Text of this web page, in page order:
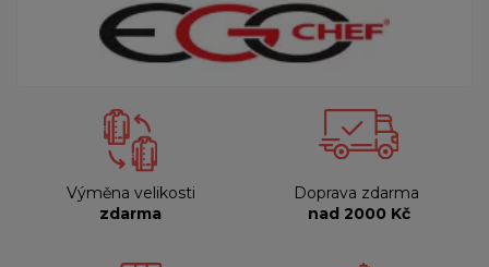
Výměna velikosti
zdarma
Doprava zdarma
nad 2000 Kč